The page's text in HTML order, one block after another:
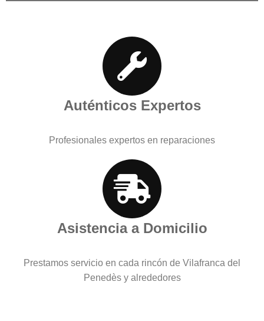
Auténticos Expertos
Profesionales expertos en reparaciones
Asistencia a Domicilio
Prestamos servicio en cada rincón de Vilafranca del
Penedès y alrededores